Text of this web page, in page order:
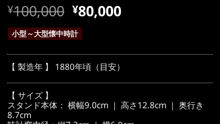
元
の
価
格
は
¥100,000
で
し
¥100,000 現
在
の
価
格
は
で
¥80,000
小型～大型懐中時計
【 製造年 】 1880年頃（目安）
【 サイズ 】
スタンド本体： 横幅9.0cm ｜ 高さ12.8cm ｜ 奥行き
8.7cm